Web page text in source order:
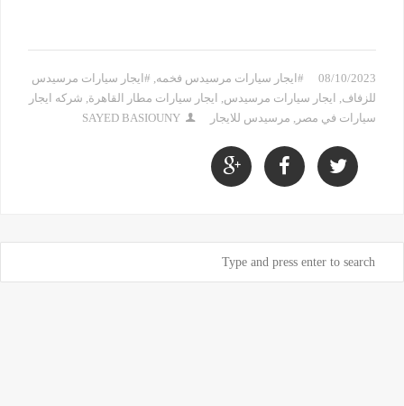
08/10/2023 #ايجار سيارات مرسيدس فخمه, #ايجار سيارات مرسيدس
للزفاف, ايجار سيارات مرسيدس, ايجار سيارات مطار القاهرة, شركه ايجار
سيارات في مصر , مرسيدس للايجار SAYED BASIOUNY